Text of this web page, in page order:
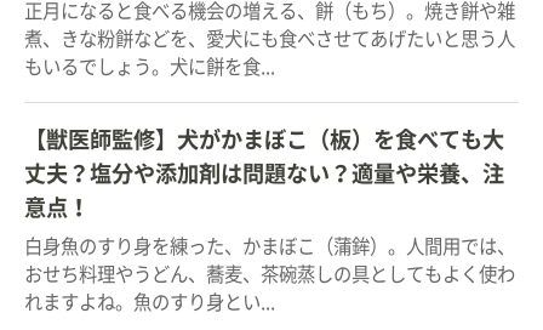
正月になると食べる機会の増える、餅（もち）。焼き餅や雑
煮、きな粉餅などを、愛犬にも食べさせてあげたいと思う人
もいるでしょう。犬に餅を食...
【獣医師監修】犬がかまぼこ（板）を食べても大
丈夫？塩分や添加剤は問題ない？適量や栄養、注
意点！
白身魚のすり身を練った、かまぼこ（蒲鉾）。人間用では、
おせち料理やうどん、蕎麦、茶碗蒸しの具としてもよく使わ
れますよね。魚のすり身とい...